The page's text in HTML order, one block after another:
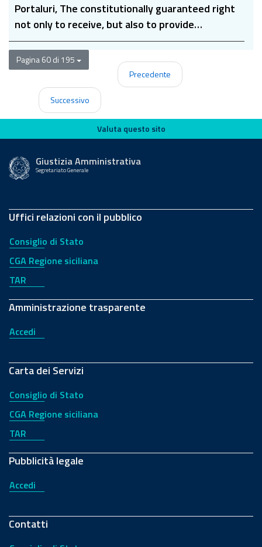
Portaluri, The constitutionally guaranteed right
not only to receive, but also to provide
solidarity
Pagina 60 di 195
Precedente
Successivo
Valuta questo sito
Valuta questo sito
Giustizia Amministrativa
Segretariato Generale
Uffici relazioni con il pubblico
Consiglio di Stato
CGA Regione siciliana
TAR
Amministrazione trasparente
Accedi
Carta dei Servizi
Consiglio di Stato
CGA Regione siciliana
TAR
Pubblicità legale
Accedi
Contatti